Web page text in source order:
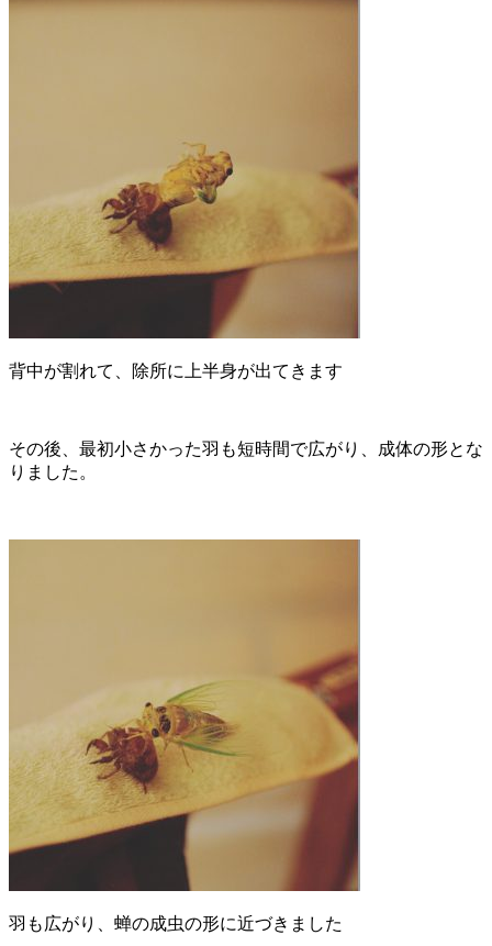
背中が割れて、除所に上半身が出てきます
その後、最初小さかった羽も短時間で広がり、成体の形とな
りました。
羽も広がり、蝉の成虫の形に近づきました